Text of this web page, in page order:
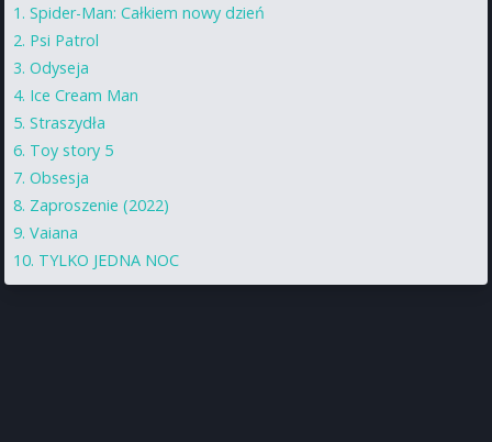
Spider-Man: Całkiem nowy dzień
Psi Patrol
Odyseja
Ice Cream Man
Straszydła
Toy story 5
Obsesja
Zaproszenie (2022)
Vaiana
TYLKO JEDNA NOC